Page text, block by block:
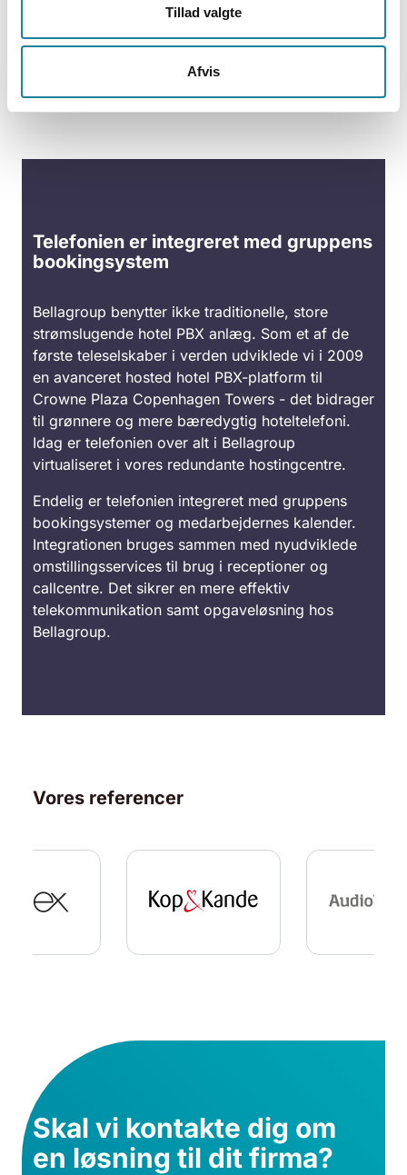
Tillad valgte
Afvis
Telefonien er integreret med gruppens
bookingsystem
Bellagroup benytter ikke traditionelle, store
strømslugende hotel PBX anlæg. Som et af de
første teleselskaber i verden udviklede vi i 2009
en avanceret hosted hotel PBX-platform til
Crowne Plaza Copenhagen Towers - det bidrager
til grønnere og mere bæredygtig hoteltelefoni.
Idag er telefonien over alt i Bellagroup
virtualiseret i vores redundante hostingcentre.
Endelig er telefonien integreret med gruppens
bookingsystemer og medarbejdernes kalender.
Integrationen bruges sammen med nyudviklede
omstillingsservices til brug i receptioner og
callcentre. Det sikrer en mere effektiv
telekommunikation samt opgaveløsning hos
Bellagroup.
Vores referencer
Skal vi kontakte dig om
en løsning til dit firma?